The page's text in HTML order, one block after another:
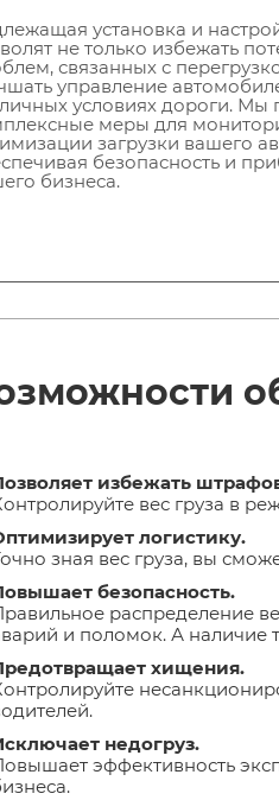
установка и
не только избежать
связанных с
управление
условиях дороги. Мы
меры для
загрузки вашего
безопасность и
бизнеса.
избежать
вес груза в
логистику.
зная вес груза, вы
безопасность.
распределение
и поломок. А наличие
хищения.
недогруз.
эффективность